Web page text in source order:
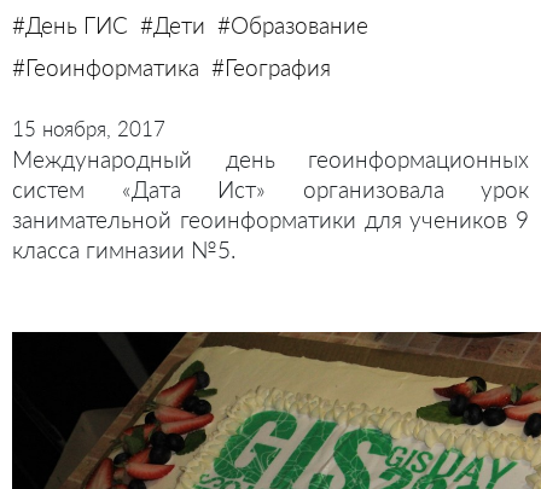
#День ГИС #Дети #Образование
#Геоинформатика #География
15 ноября, 2017
Международный день геоинформационных
систем «Дата Ист» организовала урок
занимательной геоинформатики для учеников 9
класса гимназии №5.